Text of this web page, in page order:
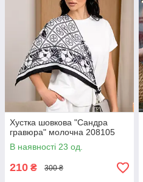
Хустка шовкова "Сандра
гравюра" молочна 208105
В наявності 23 од.
210 ₴ 300 ₴